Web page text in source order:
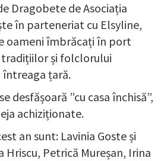
Dragobete de Asociația
în parteneriat cu Elsyline,
oameni îmbrăcați în port
și folclorului
întreaga țară.
desfășoară ”cu casa închisă”,
achiziționate.
an sunt: Lavinia Goste și
Hriscu, Petrică Mureșan, Irina